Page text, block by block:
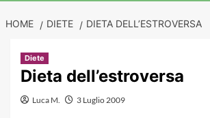
HOME DIETE DIETA DELL’ESTROVERSA
Diete
Dieta dell’estroversa
Luca M. 3 Luglio 2009